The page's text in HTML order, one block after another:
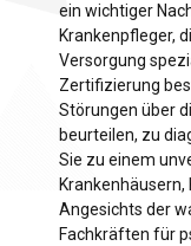
ein wichtiger
Krankenpfleger,
Versorgung
Zertifizierung
Störungen über
beurteilen, zu
Sie zu einem
Krankenhäusern,
Angesichts der
Fachkräften für